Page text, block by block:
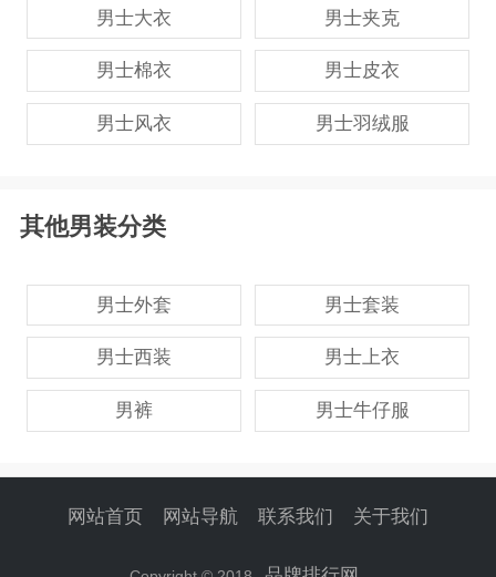
男士大衣 男士夹克
男士棉衣 男士皮衣
男士风衣 男士羽绒服
其他男装分类
男士外套 男士套装
男士西装 男士上衣
男裤 男士牛仔服
网站首页 网站导航 联系我们 关于我们